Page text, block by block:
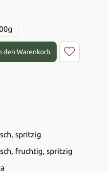
Wert ein oder benutze die
den Warenkorb
, spritzig
, fruchtig, spritzig